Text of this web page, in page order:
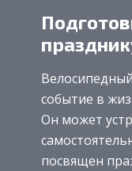
событие в
Он может
посвящен